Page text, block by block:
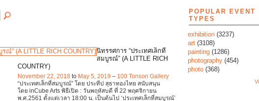
นิทรรศการ “ประเทศเล็กที่
สมบูรณ์” (A LITTLE RICH
COUNTRY)
November 22, 2018 to May 5, 2019 – 100 Tonson Gallery
“ประเทศเล็กที่สมบูรณ์” โดย ประทีป สุธาทองไทย สนับสนุน
โดย inCube Arts พิธีเปิด : วันพฤหัสบดี ที่ 22 พฤศจิกายน
พ.ศ.2561 ตั้งแต่เวลา 18:00 น. เป็นต้นไป ‘ประเทศเล็กที่สมบูรณ์’
POPULAR EVENT
TYPES
exhibition (3237)
art (3108)
painting (1286)
photography (454)
photo (368)